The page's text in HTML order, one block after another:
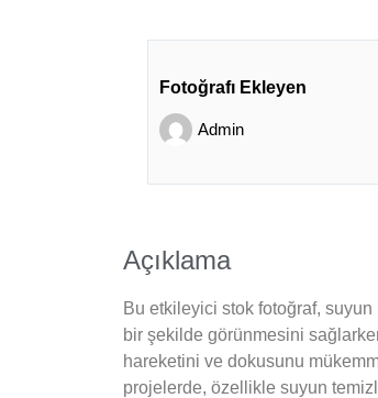
Fotoğrafı Ekleyen
Admin
Açıklama
Bu etkileyici stok fotoğraf, suyun
bir şekilde görünmesini
hareketini ve dokusunu
projelerde, özellikle suyun